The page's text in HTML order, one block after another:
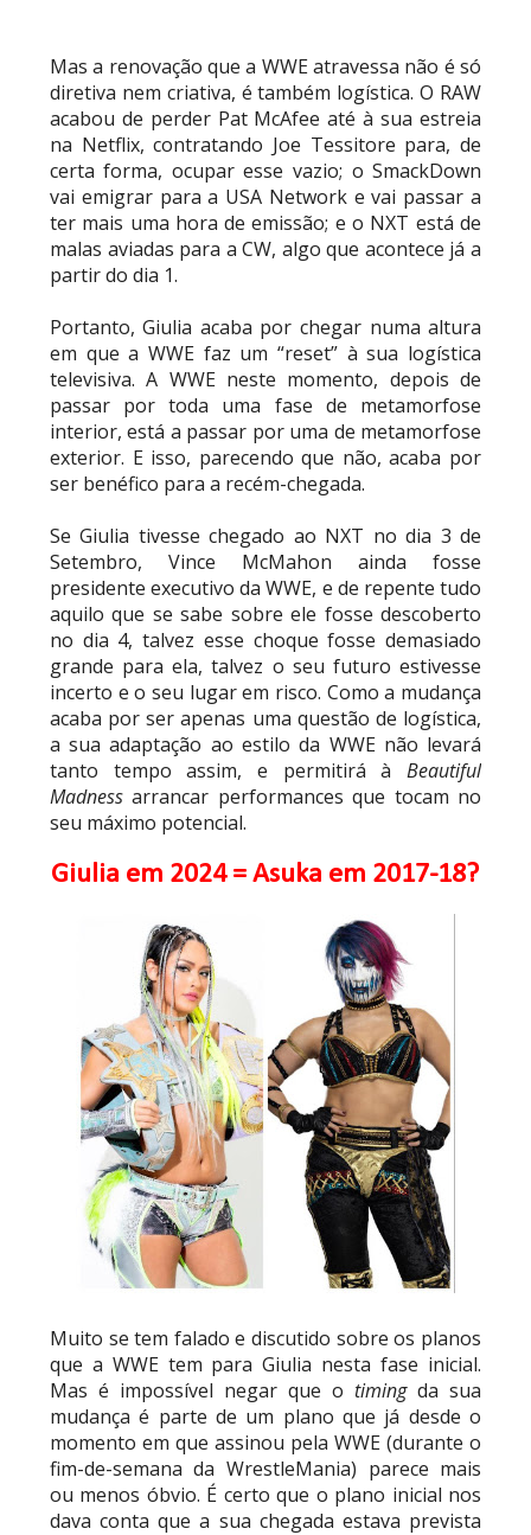
Mas a renovação que a WWE atravessa não é só
diretiva nem criativa, é também logística. O RAW
acabou de perder Pat McAfee até à sua estreia
na Netflix, contratando Joe Tessitore para, de
certa forma, ocupar esse vazio; o SmackDown
vai emigrar para a USA Network e vai passar a
ter mais uma hora de emissão; e o NXT está de
malas aviadas para a CW, algo que acontece já a
partir do dia 1.
Portanto, Giulia acaba por chegar numa altura
em que a WWE faz um “reset” à sua logística
televisiva. A WWE neste momento, depois de
passar por toda uma fase de metamorfose
interior, está a passar por uma de metamorfose
exterior. E isso, parecendo que não, acaba por
ser benéfico para a recém-chegada.
Se Giulia tivesse chegado ao NXT no dia 3 de
Setembro, Vince McMahon ainda fosse
presidente executivo da WWE, e de repente tudo
aquilo que se sabe sobre ele fosse descoberto
no dia 4, talvez esse choque fosse demasiado
grande para ela, talvez o seu futuro estivesse
incerto e o seu lugar em risco. Como a mudança
acaba por ser apenas uma questão de logística,
a sua adaptação ao estilo da WWE não levará
tanto tempo assim, e permitirá àBeautiful
Madnessarrancar performances que tocam no
seu máximo potencial.
Giulia em 2024 = Asuka em 2017-18?
Muito se tem falado e discutido sobre os planos
que a WWE tem para Giulia nesta fase inicial.
Mas é impossível negar que otimingda sua
mudança é parte de um plano que já desde o
momento em que assinou pela WWE (durante o
fim-de-semana da WrestleMania) parece mais
ou menos óbvio. É certo que o plano inicial nos
dava conta que a sua chegada estava prevista